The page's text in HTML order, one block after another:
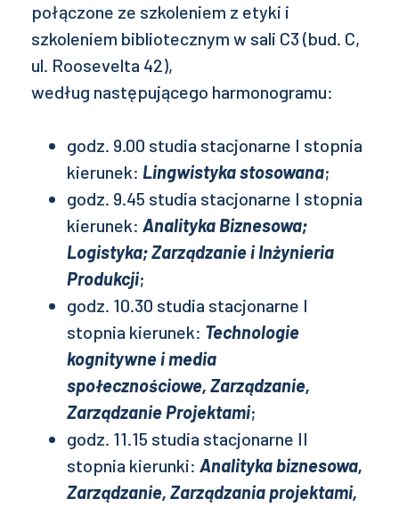
połączone ze szkoleniem z etyki i
szkoleniem bibliotecznym w sali C3 (bud. C,
ul. Roosevelta 42),
według następującego harmonogramu:
godz. 9.00 studia stacjonarne I stopnia
kierunek: Lingwistyka stosowana;
godz. 9.45 studia stacjonarne I stopnia
kierunek: Analityka Biznesowa;
Logistyka; Zarządzanie i Inżynieria
Produkcji;
godz. 10.30 studia stacjonarne I
stopnia kierunek: Technologie
kognitywne i media
społecznościowe, Zarządzanie,
Zarządzanie Projektami;
godz. 11.15 studia stacjonarne II
stopnia kierunki: Analityka biznesowa,
Zarządzanie, Zarządzania projektami,